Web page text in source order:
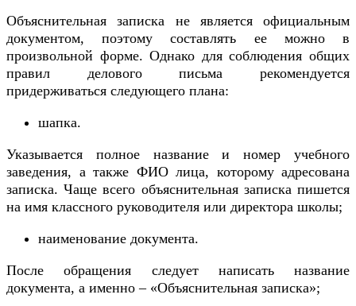
Объяснительная записка не является официальным
документом, поэтому составлять ее можно в
произвольной форме. Однако для соблюдения общих
правил делового письма рекомендуется
придерживаться следующего плана:
шапка.
Указывается полное название и номер учебного
заведения, а также ФИО лица, которому адресована
записка. Чаще всего объяснительная записка пишется
на имя классного руководителя или директора школы;
наименование документа.
После обращения следует написать название
документа, а именно – «Объяснительная записка»;